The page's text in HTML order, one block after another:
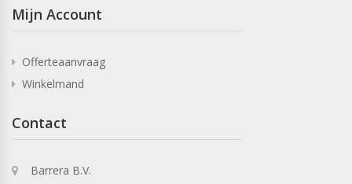
Mijn Account
Offerteaanvraag
Winkelmand
Contact
Barrera B.V.